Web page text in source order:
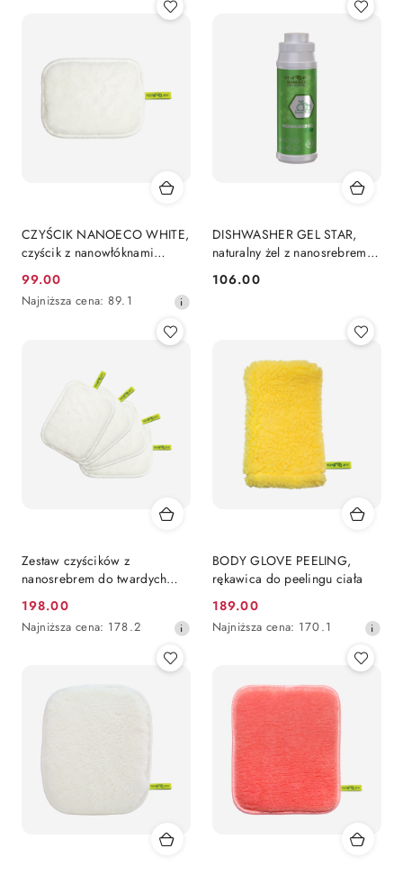
CZYŚCIK NANOECO WHITE,
czyścik z nanowłóknami
srebra do twardych
powierzchni
Cena
promocyjna:
99.00
Najniższa
Najniższa cena: 89.1
DISHWASHER GEL STAR,
naturalny żel z nanosrebrem
do zmywarek
Cena:
106.00
Zestaw czyścików z
nanosrebrem do twardych
Cena
promocyjna:
198.00
Najniższa
przed
obniżką
Najniższa cena: 178.2
BODY GLOVE PEELING,
rękawica do peelingu ciała
Cena
promocyjna:
189.00
Najniższa
przed
obniżką
Najniższa cena: 170.1